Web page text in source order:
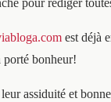
pour rédiger
est déjà
porté bonheur!
assiduité et